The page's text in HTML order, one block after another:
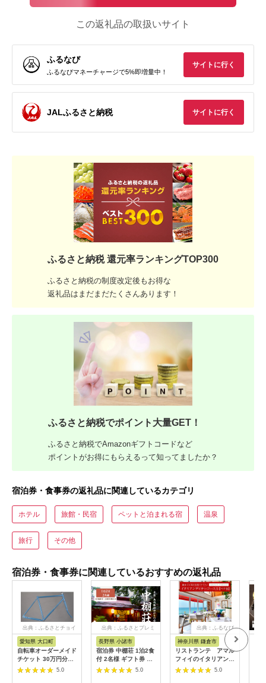
この返礼品の取扱いサイト
ふるなび
ふるなびマネーチャージで5%即増量中！
サイトに行く
JALふるさと納税 サイトに行く
ふるさと納税 還元率ランキングTOP300
ふるさと納税の制度改定後もお得な
返礼品はまだまだたくさんあります！
ふるさと納税でポイント大量GET！
ふるさと納税でAmazonギフトコードなど
ポイントがお得にもらえるって知ってましたか？
宿泊券・食事券の返礼品に関連しているカテゴリ
ホテル 旅館・民宿 ペットと泊まれる宿 温泉
旅行 その他
宿泊券・食事券に関連しているおすすめの返礼品
出典：ふるさとチョイ
愛知県 大口町
自転車オーダーメイド
チケット 30万円分
【1360365】
5.0
出典：ふるさとプレミ
長野県 小諸市
宿泊券 中棚荘 1泊2食
付 2名様 ギフト券 チ
ケット 券 宿泊 旅行
5.0
出典：ふるなび
神奈川県 鎌倉市
リストランテ アマル
フィイのイタリアンデ
ィナーコースA ペア
5.0